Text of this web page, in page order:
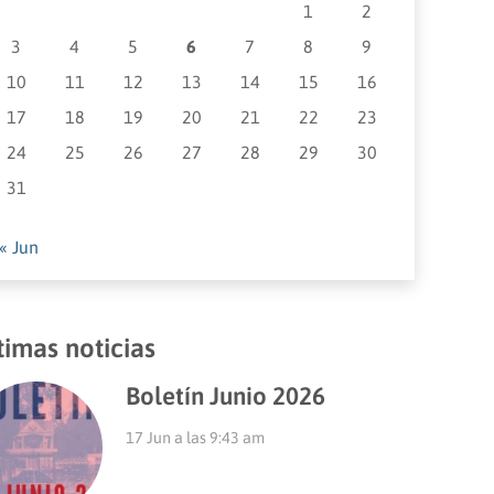
1
2
3
4 5 6 7 8
9
10
11 12 13 14 15
16
17
18 19 20 21 22
23
24
25 26 27 28 29
30
31
« Jun
noticias
Boletín Junio 2026
17 Jun a las 9:43 am